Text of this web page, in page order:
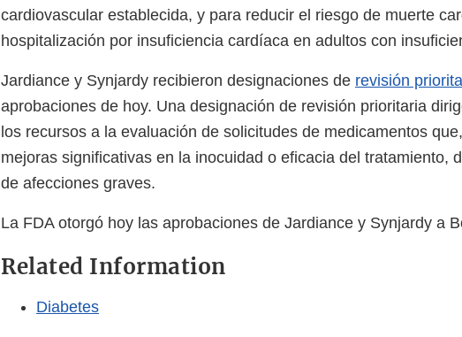
cardiovascular establecida, y para reducir el riesgo de muerte
hospitalización por insuficiencia cardíaca en adultos con
Jardiance y Synjardy recibieron designaciones de revisión
aprobaciones de hoy. Una designación de revisión prioritaria
los recursos a la evaluación de solicitudes de medicamentos
mejoras significativas en la inocuidad o eficacia del tratamiento,
de afecciones graves.
La FDA otorgó hoy las aprobaciones de Jardiance y Synjardy a
Related Information
Diabetes